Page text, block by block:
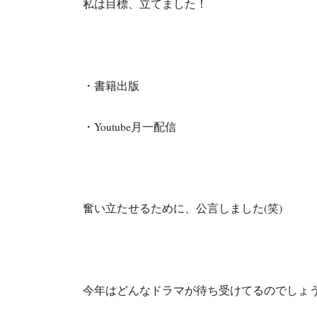
私は目標、立てました！
・書籍出版
・Youtube月一配信
奮い立たせるために、公言しました(笑)
今年はどんなドラマが待ち受けてるのでしょ